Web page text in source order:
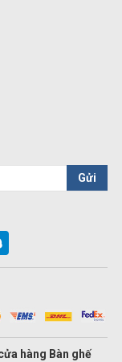
Gửi
hàng Bàn ghế